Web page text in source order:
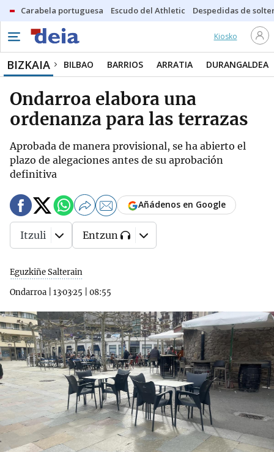
Carabela portuguesa Escudo del Athletic Despedidas de
Kiosko
BIZKAIA BILBAO BARRIOS ARRATIA DURANGALDEA
Ondarroa elabora una
ordenanza para las terrazas
Aprobada de manera provisional, se ha abierto el
plazo de alegaciones antes de su aprobación
definitiva
Eguzkiñe Salterain
Ondarroa
13·03·25 08:55
Añádenos en Google
Itzuli Entzun